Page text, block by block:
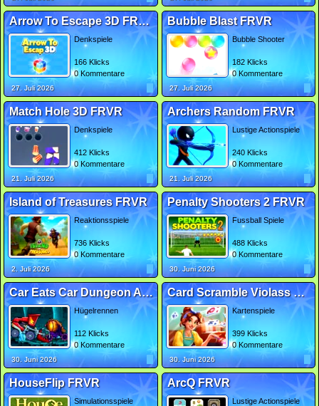
Arrow To Escape 3D FRVR
Denkspiele
166 Klicks
0 Kommentare
27. Juli 2026
Bubble Blast FRVR
Bubble Shooter
182 Klicks
0 Kommentare
27. Juli 2026
Match Hole 3D FRVR
Denkspiele
412 Klicks
0 Kommentare
21. Juli 2026
Archers Random FRVR
Lustige Actionspiele
240 Klicks
0 Kommentare
21. Juli 2026
Island of Treasures FRVR
Reaktionsspiele
736 Klicks
0 Kommentare
2. Juli 2026
Penalty Shooters 2 FRVR
Fussball Spiele
488 Klicks
0 Kommentare
30. Juni 2026
Car Eats Car Dungeon Adventure FRVR
Hügelrennen
112 Klicks
0 Kommentare
30. Juni 2026
Card Scramble Violass Diner FRVR
Kartenspiele
399 Klicks
0 Kommentare
30. Juni 2026
HouseFlip FRVR
Simulationsspiele
ArcQ FRVR
Lustige Actionspiele